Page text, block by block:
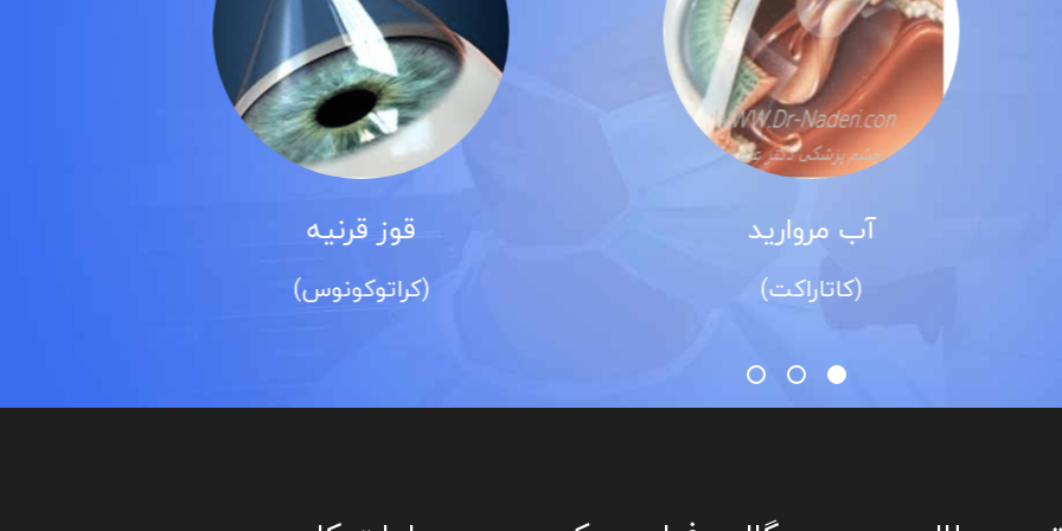
قوز قرنیه
(کراتوکونوس)
آب سیاه
(گلوکوم)